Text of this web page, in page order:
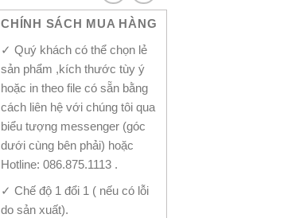
CHÍNH SÁCH MUA HÀNG
✓ Quý khách có thể chọn lẻ
sản phẩm ,kích thước tùy ý
hoặc in theo file có sẵn bằng
cách liên hệ với chúng tôi qua
biểu tượng messenger (góc
dưới cùng bên phải) hoặc
Hotline: 086.875.1113 .
✓ Chế độ 1 đổi 1 ( nếu có lỗi
do sản xuất).